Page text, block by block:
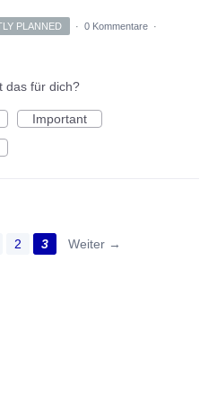
PLANNED · 0 Kommentare
·
das für dich?
Important
2 3 Weiter →